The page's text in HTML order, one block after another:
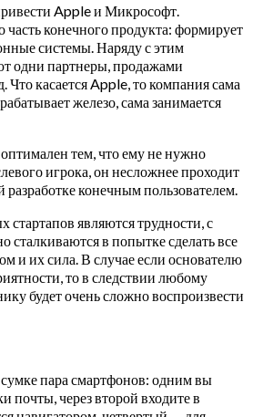
Apple и Микрософт.
часть конечного продукта: формирует
системы. Наряду с этим
одни партнеры, продажами
Что касается Apple, то компания сама
железо, сама занимается
тем, что ему не нужно
игрока, он несложнее проходит
конечным пользователем.
являются трудности, с
сталкиваются в попытке сделать все
и их сила. В случае если основателю
то в следствии любому
будет очень сложно воспроизвести
сумке пара смартфонов: одним вы
почты, через второй входите в